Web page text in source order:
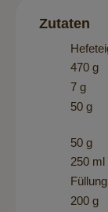
Zutaten
470 g
7 g
50 g
50 g
250 ml
200 g